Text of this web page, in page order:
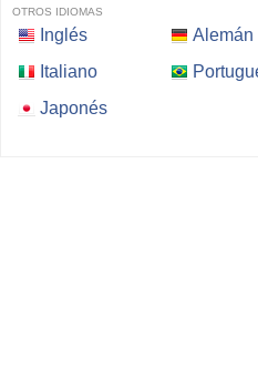
OTROS IDIOMAS
Inglés Alemán
Italiano
Japonés